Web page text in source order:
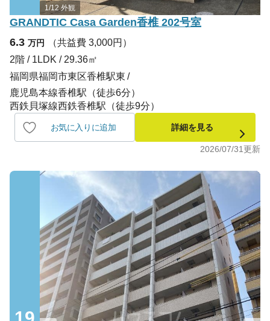
1/12 外観
GRANDTIC Casa Garden香椎 202号室
6.3 万円
（共益費 3,000円）
2階 / 1LDK / 29.36㎡
福岡県福岡市東区香椎駅東
鹿児島本線香椎駅（徒歩6分）
西鉄貝塚線西鉄香椎駅（徒歩9分）
お気に入りに追加 詳細を見る
2026/07/31更新